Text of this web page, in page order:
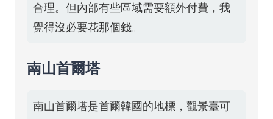
合理。但內部有些區域需要額外付費，我
覺得沒必要花那個錢。
南山首爾塔
南山首爾塔是首爾韓國的地標，觀景臺可